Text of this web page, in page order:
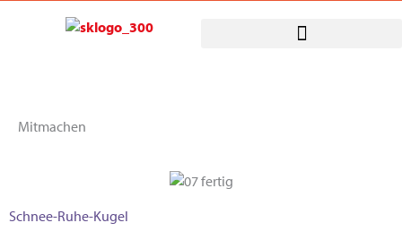
Mitmachen
Schnee-Ruhe-Kugel